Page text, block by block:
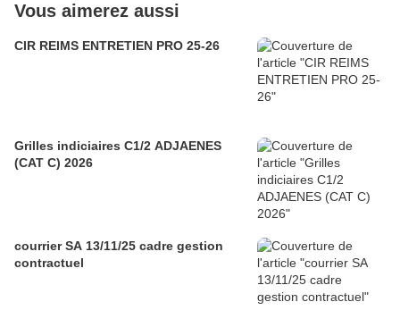
Vous aimerez aussi
CIR REIMS ENTRETIEN PRO 25-26
Grilles indiciaires C1/2 ADJAENES
(CAT C) 2026
courrier SA 13/11/25 cadre gestion
contractuel